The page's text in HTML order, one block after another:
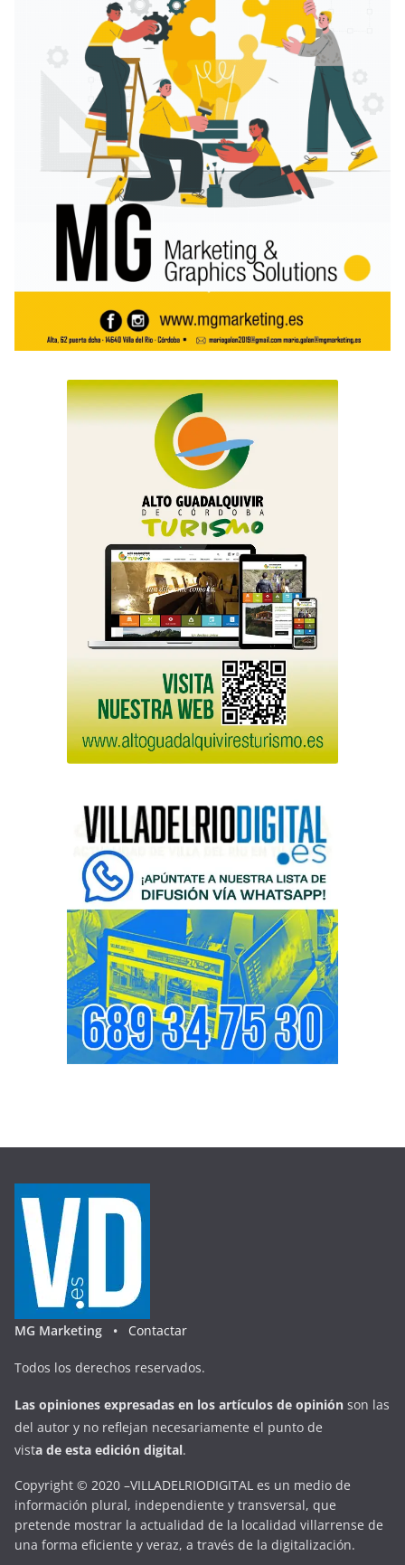
MG Marketing • Contactar
Todos los derechos reservados.
Las opiniones expresadas en los artículos de opinión son las
del autor y no reflejan necesariamente el punto de
vista de esta edición digital.
Copyright © 2020 –VILLADELRIODIGITAL es un medio de
información plural, independiente y transversal, que
pretende mostrar la actualidad de la localidad villarrense de
una forma eficiente y veraz, a través de la digitalización.